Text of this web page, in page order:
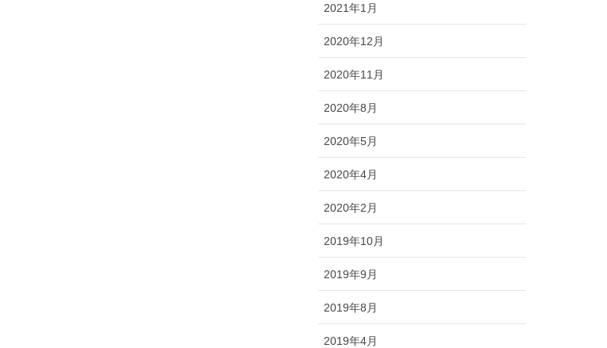
2021年1月
2020年12月
2020年11月
2020年8月
2020年5月
2020年4月
2020年2月
2019年10月
2019年9月
2019年8月
2019年4月